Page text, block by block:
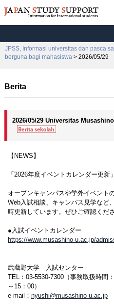
JPSS, Informasi universitas dan pasca
berguna bagi mahasiswa > 2026/05/29
Berita
2026/05/29 Universitas
【NEWS】
「2026年度イベントカレンダー更新」
オープンキャンパスや学外イベント
Web入試相談、キャンパス見学など
時更新しています。ぜひご確認くださ
●入試イベントカレンダー
https://www.musashino-u.ac.jp/
武蔵野大学 入試センター
TEL：03-5530-7300（事務取扱時
～15：00）
e-mail： nyushi@musashino-u.ac.jp